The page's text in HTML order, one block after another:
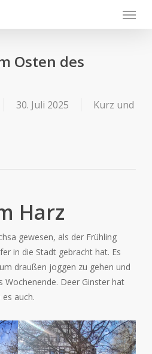
Menu
Osten des
30. Juli 2025
Kurz und
Harz
gewesen, als der Frühling
in die Stadt gebracht hat. Es
draußen joggen zu gehen und
Wochenende. Deer Ginster hat
auch.